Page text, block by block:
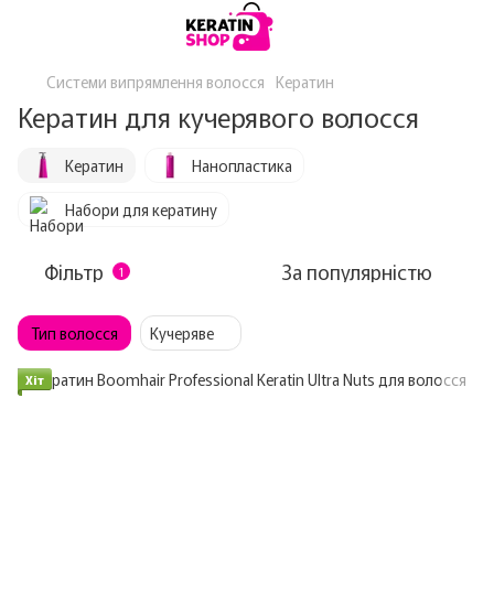
Системи випрямлення волосся Кератин
Кератин для кучерявого волосся
Кератин
Нанопластика
Набори для кератину
Фільтр 1 За популярністю
Тип волосся Кучеряве
Хіт